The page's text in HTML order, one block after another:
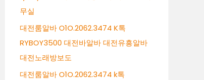
무실
대전룸알바 O1O.2062.3474 K톡
RYBOY3500 대전바알바 대전유흥알바
대전노래방보도
대전룸알바 O1O.2062.3474 k톡